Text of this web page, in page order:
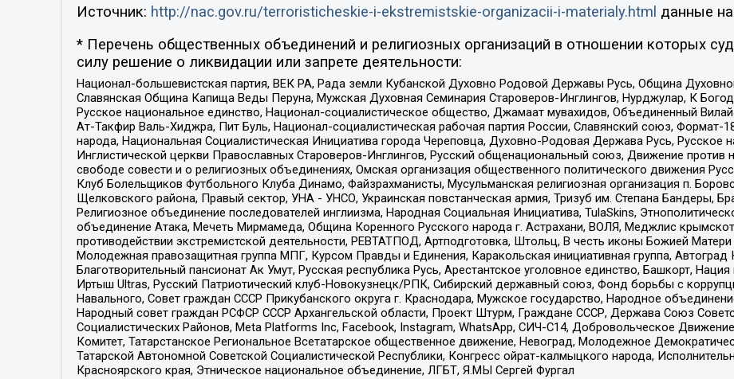
Источник: http://nac.gov.ru/terroristicheskie-i-ekstremistskie-organizacii-i-materialy.html данные на
* Перечень общественных объединений и религиозных организаций в отношении которых
силу решение о ликвидации или запрете деятельности:
Национал-большевистская партия, ВЕК РА, Рада земли Кубанской Духовно Родовой Державы Русь, Община
Славянская Община Капища Веды Перуна, Мужская Духовная Семинария Староверов-Инглингов, Нурджулар, К
Русское национальное единство, Национал-социалистическое общество, Джамаат мувахидов, Объединенный
Ат-Такфир Валь-Хиджра, Пит Буль, Национал-социалистическая рабочая партия России, Славянский союз,
народа, Национальная Социалистическая Инициатива города Череповца, Духовно-Родовая Держава Русь, Русское
Инглистической церкви Православных Староверов-Инглингов, Русский общенациональный союз, Движение против
свободе совести и о религиозных объединениях, Омская организация общественного политического движения
Клуб Болельщиков Футбольного Клуба Динамо, Файзрахманисты, Мусульманская религиозная организация п.
Щелковского района, Правый сектор, УНА - УНСО, Украинская повстанческая армия, Тризуб им. Степана Бандеры,
Религиозное объединение последователей инглиизма, Народная Социальная Инициатива, TulaSkins,
объединение Атака, Мечеть Мирмамеда, Община Коренного Русского народа г. Астрахани, ВОЛЯ, Меджлис
противодействии экстремистской деятельности, РЕВТАТПОД, Артподготовка, Штольц, В честь иконы Божией
Молодежная правозащитная группа МПГ, Курсом Правды и Единения, Каракольская инициативная группа,
Благотворительный пансионат Ак Умут, Русская республика Русь, Арестантское уголовное единство, Башкорт,
Иртыш Ultras, Русский Патриотический клуб-Новокузнецк/РПК, Сибирский державный союз, Фонд борьбы с
Навального, Совет граждан СССР Прикубанского округа г. Краснодара, Мужское государство, Народное
Народный совет граждан РСФСР СССР Архангельской области, Проект Штурм, Граждане СССР, Держава Союз
Социалистических Районов, Meta Platforms Inc, Facebook, Instagram, WhatsApp, СИЧ-С14, Добровольческое
Комитет, Татарстанское Региональное Всетатарское общественное движение, Невоград, Молодежное
Татарской Автономной Советской Социалистической Республики, Конгресс ойрат-калмыцкого народа,
Красноярского края, Этническое национальное объединение, ЛГБТ, Я.МЫ Сергей Фургал